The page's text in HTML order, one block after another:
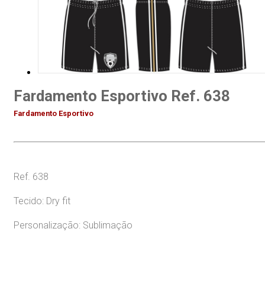
Fardamento Esportivo Ref. 638
Fardamento Esportivo
Ref. 638
Tecido: Dry fit
Personalização: Sublimação